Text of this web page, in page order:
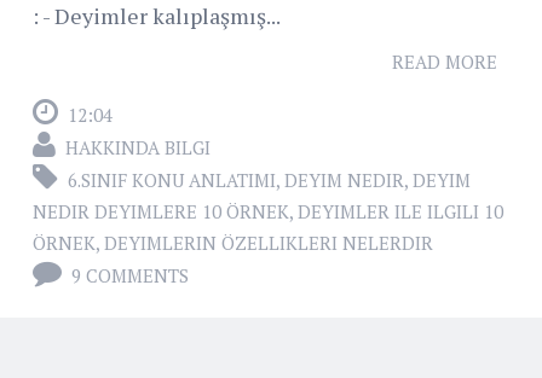
: - Deyimler kalıplaşmış...
READ MORE
12:04
HAKKINDA BILGI
6.SINIF KONU ANLATIMI, DEYIM NEDIR, DEYIM
NEDIR DEYIMLERE 10 ÖRNEK, DEYIMLER ILE ILGILI 10
ÖRNEK, DEYIMLERIN ÖZELLIKLERI NELERDIR
9 COMMENTS